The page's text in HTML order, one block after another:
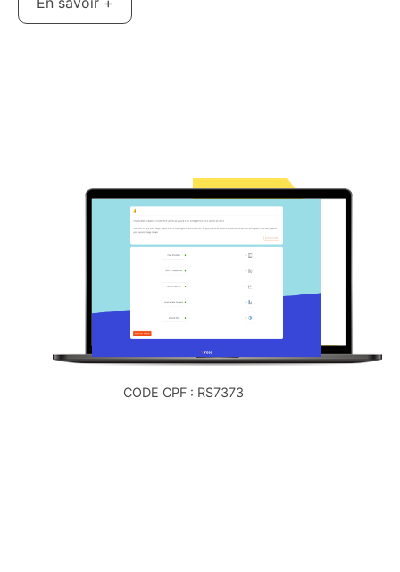
CODE CPF : RS7373